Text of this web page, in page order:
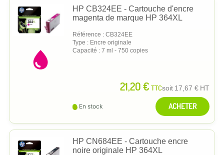
HP CB324EE - Cartouche d'encre
magenta de marque HP 364XL
Référence : CB324EE
Type : Encre originale
Capacité : 7 ml - 750 copies
21,20 € TTCsoit 17,67 € HT
En stock ACHETER
HP CN684EE - Cartouche encre
noire originale HP 364XL